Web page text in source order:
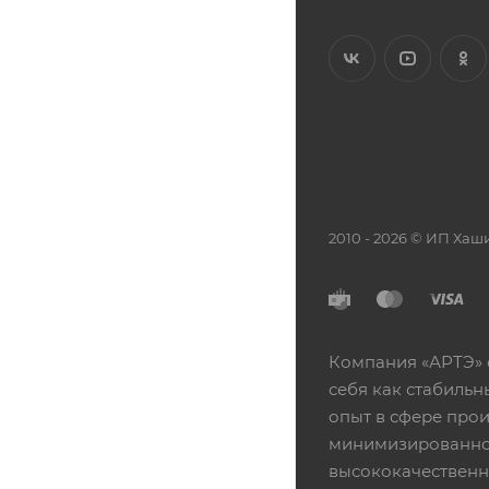
2010 - 2026 © ИП
Компания «АРТЭ»
себя как
опыт в сфере